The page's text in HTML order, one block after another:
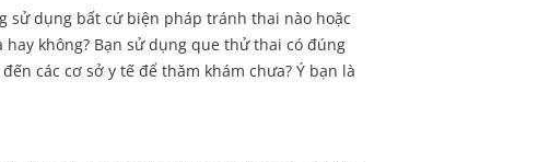
sử dụng bất cứ biện pháp tránh thai nào hoặc
không? Bạn sử dụng que thử thai có đúng
các cơ sở y tế để thăm khám chưa? Ý bạn là